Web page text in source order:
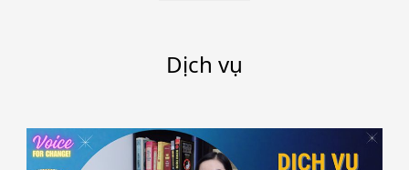
Dịch vụ